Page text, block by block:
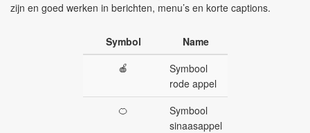
zijn en goed werken in berichten, menu’s en korte captions.
Symbol
Name
🍎
Symbool
rode appel
🍊
Symbool
sinaasappel